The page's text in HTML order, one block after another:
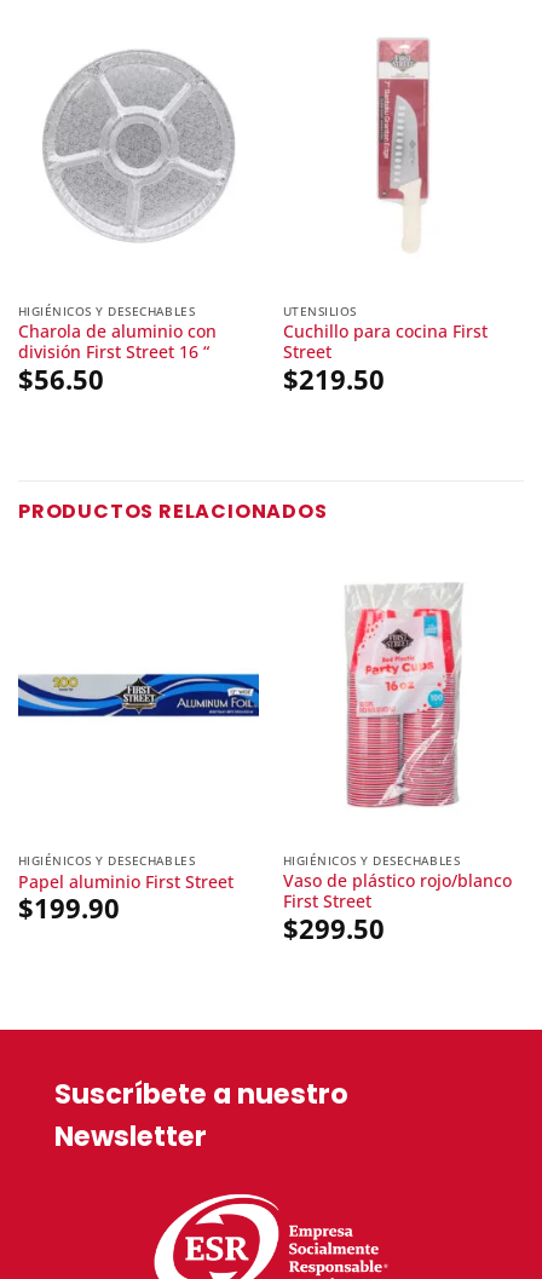
HIGIÉNICOS Y DESECHABLES
Charola de aluminio con
división First Street 16 “
$56.50
UTENSILIOS
Cuchillo para cocina First
Street
$219.50
PRODUCTOS RELACIONADOS
HIGIÉNICOS Y DESECHABLES
Papel aluminio First Street
$199.90
HIGIÉNICOS Y DESECHABLES
Vaso de plástico rojo/blanco
First Street
$299.50
Suscríbete a nuestro
Newsletter